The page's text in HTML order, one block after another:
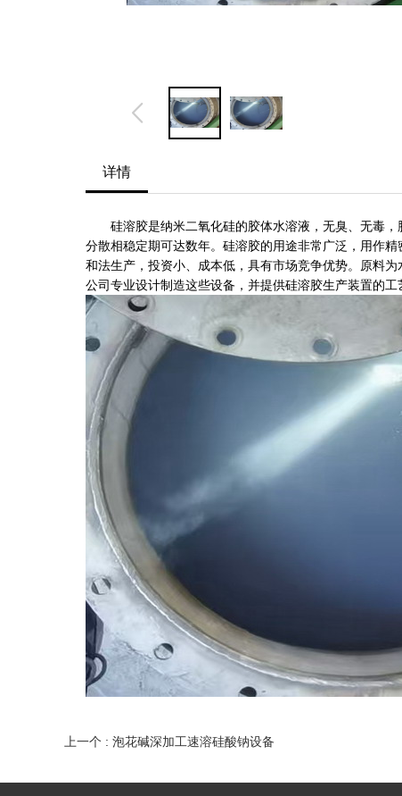
详情
硅溶胶是纳米二氧化硅的胶体水溶液， 无臭、无毒，
分散相稳定期可达数年。硅溶胶的用途非常广泛，用作
和法生产，投资小、成本低，具有市场竞争优势。原料
公司专业设计制造这些设备，并提供硅溶胶生产装置的工
上一个 : 泡花碱深加工速溶硅酸钠设备